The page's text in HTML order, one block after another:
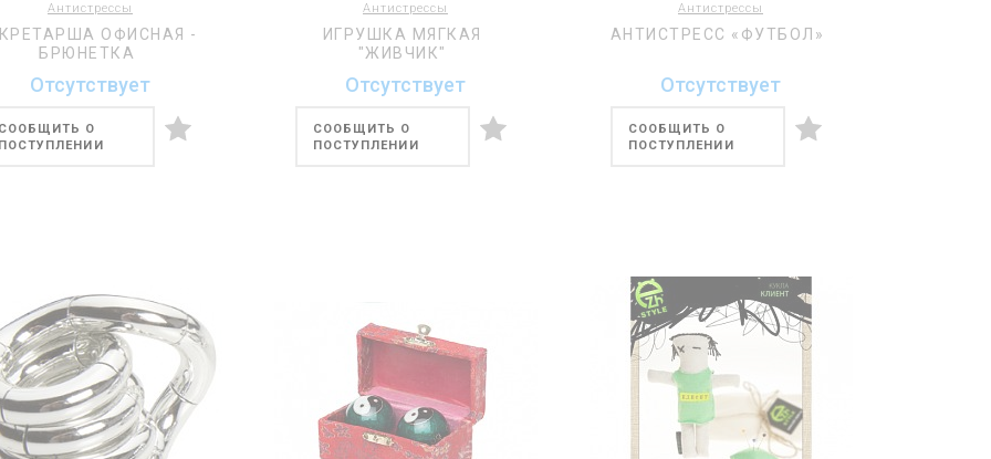
Антистрессы
ОФИСНАЯ -
БРЮНЕТКА
Отсутствует
О
Антистрессы
ИГРУШКА МЯГКАЯ
"ЖИВЧИК"
Отсутствует
СООБЩИТЬ О
ПОСТУПЛЕНИИ
Антистрессы
АНТИСТРЕСС «ФУТБОЛ»
Отсутствует
СООБЩИТЬ О
ПОСТУПЛЕНИИ